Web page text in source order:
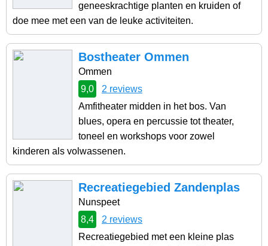
geneeskrachtige planten en kruiden of
doe mee met een van de leuke activiteiten.
Bostheater Ommen
Ommen
9,0
2 reviews
Amfitheater midden in het bos. Van
blues, opera en percussie tot theater,
toneel en workshops voor zowel
kinderen als volwassenen.
Recreatiegebied Zandenplas
Nunspeet
8,4
2 reviews
Recreatiegebied met een kleine plas